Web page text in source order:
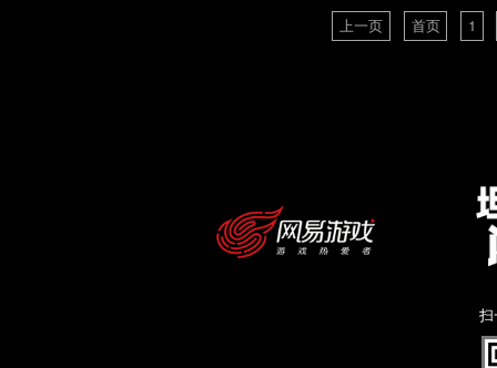
上一页 首页 1